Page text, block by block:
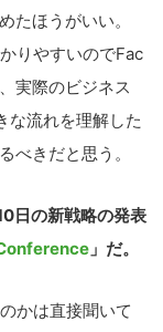
たほうがいい。
りやすいのでFac
実際のビジネス
な流れを理解した
べきだと思う。
日の新戦略の発表
」だ。
かは直接聞いて